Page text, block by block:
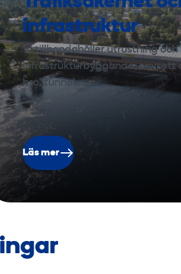
infrastruktur
Vi tillhandahåller utrustning
infrastrukturbyggande, oavsett
bro, tunnel,…
Läs mer